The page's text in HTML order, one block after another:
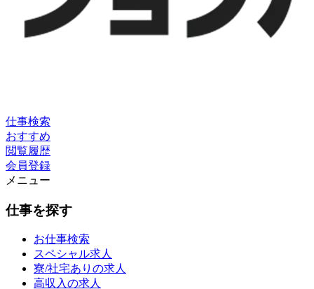
仕事検索
おすすめ
閲覧履歴
会員登録
メニュー
仕事を探す
お仕事検索
スペシャル求人
寮/社宅ありの求人
高収入の求人